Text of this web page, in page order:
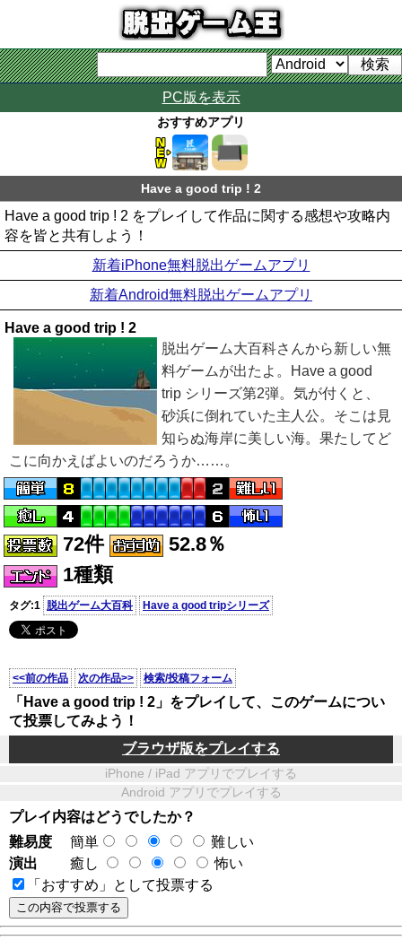
PC版を表示
おすすめアプリ
Have a good trip ! 2
Have a good trip ! 2 をプレイして作品に関する感想や攻略内
容を皆と共有しよう！
新着iPhone無料脱出ゲームアプリ
新着Android無料脱出ゲームアプリ
Have a good trip ! 2
脱出ゲーム大百科さんから新しい無
料ゲームが出たよ。Have a good
trip シリーズ第2弾。気が付くと、
砂浜に倒れていた主人公。そこは見
知らぬ海岸に美しい海。果たしてど
こに向かえばよいのだろうか……。
72件
52.8％
1種類
タグ:1 脱出ゲーム大百科 Have a good tripシリーズ
<<前の作品 次の作品>> 検索/投稿フォーム
「Have a good trip ! 2」をプレイして、このゲームについ
て投票してみよう！
ブラウザ版をプレイする
iPhone / iPad アプリでプレイする
Android アプリでプレイする
プレイ内容はどうでしたか？
難易度
簡単
難しい
演出
癒し
怖い
「おすすめ」として投票する